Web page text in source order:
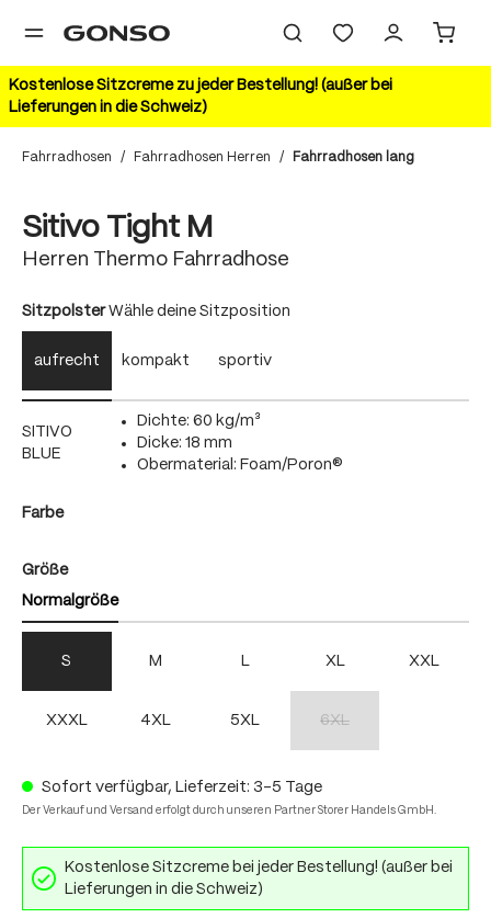
springen
Kostenlose Sitzcreme zu jeder Bestellung! (außer bei
Lieferungen in die Schweiz)
Fahrradhosen / Fahrradhosen Herren / Fahrradhosen lang
Sitivo Tight M
Herren Thermo Fahrradhose
Sitzpolsterauswählen
Wähle deine Sitzposition
aufrecht kompakt sportiv
SITIVO
BLUE
Dichte: 60 kg/m³
Dicke: 18 mm
Obermaterial: Foam/Poron®
Farbeauswählen
Größeauswählen
Normalgröße
S M L XL XXL
XXXL 4XL 5XL 6XL
Sofort verfügbar, Lieferzeit: 3-5 Tage
Der Verkauf und Versand erfolgt durch unseren Partner Storer Handels GmbH.
Kostenlose Sitzcreme bei jeder Bestellung! (außer bei
Lieferungen in die Schweiz)